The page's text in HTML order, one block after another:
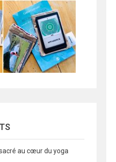
au cœur du yoga